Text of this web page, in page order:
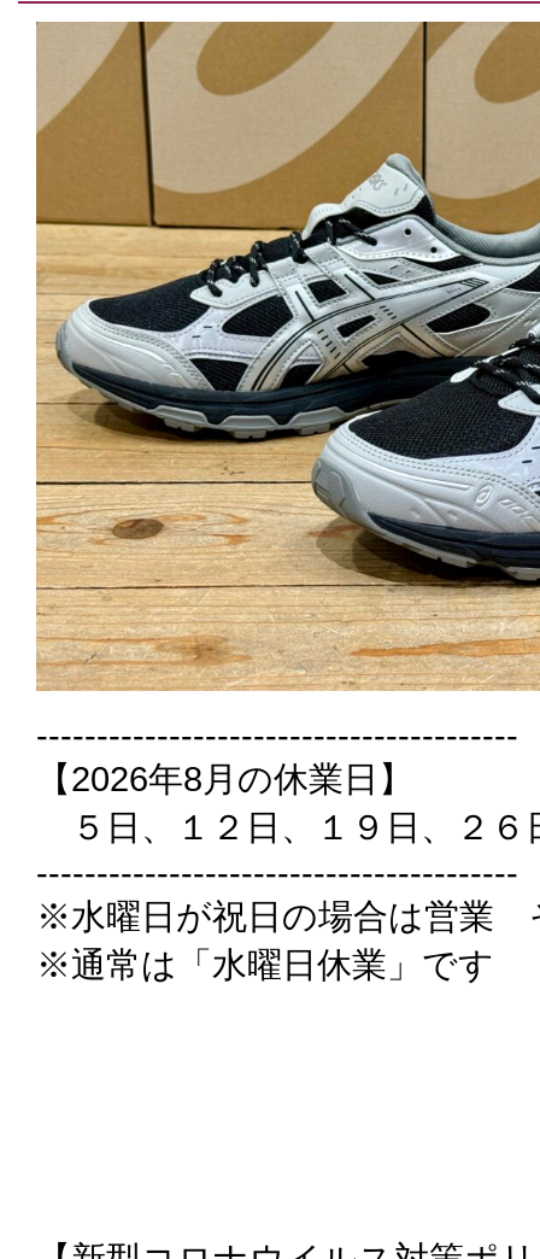
----------------------------------------
【2026年8月の休業日】
５日、１２日、１９日、２６
----------------------------------------
※水曜日が祝日の場合は営業
※通常は「水曜日休業」です